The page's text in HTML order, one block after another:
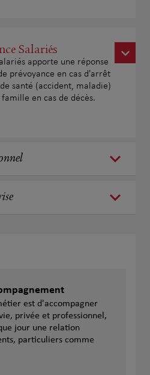
Salariés
apporte une réponse
prévoyance en cas d'arrêt
santé (accident, maladie)
en cas de décès.
est d'accompagner
privée et professionnel,
jour une relation
particuliers comme